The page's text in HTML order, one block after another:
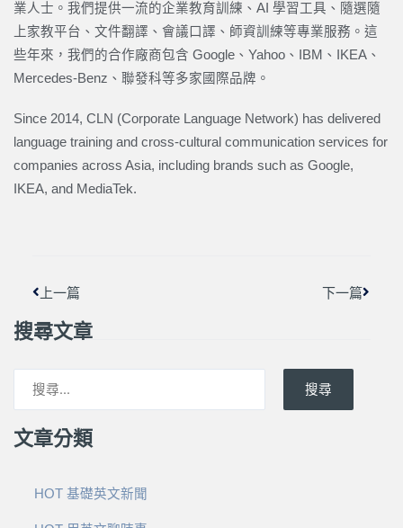
業人士。我們提供一流的企業教育訓練、AI 學習工具、隨選隨
上家教平台、文件翻譯、會議口譯、師資訓練等專業服務。這
些年來，我們的合作廠商包含 Google、Yahoo、IBM、IKEA、
Mercedes-Benz、聯發科等多家國際品牌。
Since 2014, CLN (Corporate Language Network) has delivered
language training and cross-cultural communication services for
companies across Asia, including brands such as Google,
IKEA, and MediaTek.
上一篇 下一篇
搜尋文章
搜尋
文章分類
HOT 基礎英文新聞